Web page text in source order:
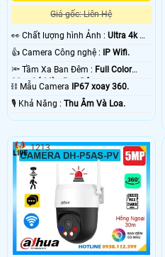
Giá gốc: Liên Hệ
️👀 Chất lượng hình Ảnh : Ultra 4k 👍🏾
👍 Camera Công nghệ :
IP Wifi.
🔦 Tầm Xa Ban Đêm : Full Color
30m Có Màu Ban Ðêm.
⛓ Mẫu Camera
IP67 xoay 360.
️🎙 Khả Năng : Thu Âm Và Loa.
1213